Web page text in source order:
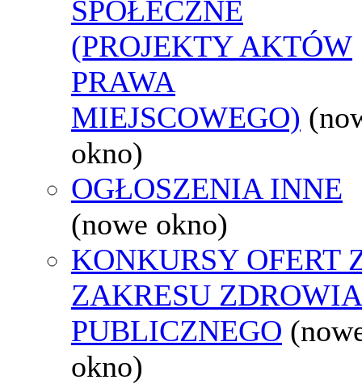
SPOŁECZNE
(PROJEKTY AKTÓW
PRAWA
MIEJSCOWEGO)
okno)
OGŁOSZENIA INNE
(nowe okno)
KONKURSY OFERT
ZAKRESU ZDROWIA
PUBLICZNEGO
okno)